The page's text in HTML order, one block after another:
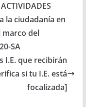
la ciudadanía en
marco del
SA
I.E. que recibirán
si tu I.E. está
focalizada]